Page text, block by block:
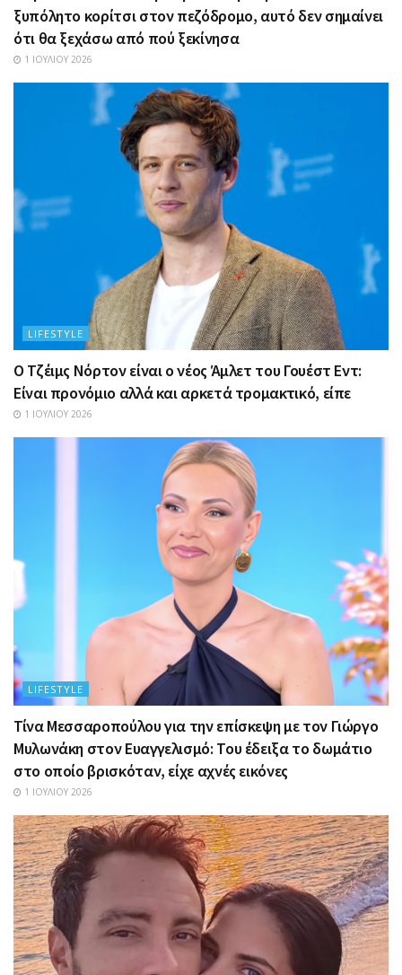
ξυπόλητο κορίτσι στον πεζόδρομο, αυτό δεν σημαίνει
ότι θα ξεχάσω από πού ξεκίνησα
1 ΙΟΥΛΊΟΥ 2026
LIFESTYLE
Ο Τζέιμς Νόρτον είναι ο νέος Άμλετ του Γουέστ Εντ:
Είναι προνόμιο αλλά και αρκετά τρομακτικό, είπε
1 ΙΟΥΛΊΟΥ 2026
LIFESTYLE
Τίνα Μεσσαροπούλου για την επίσκεψη με τον Γιώργο
Μυλωνάκη στον Ευαγγελισμό: Του έδειξα το δωμάτιο
στο οποίο βρισκόταν, είχε αχνές εικόνες
1 ΙΟΥΛΊΟΥ 2026